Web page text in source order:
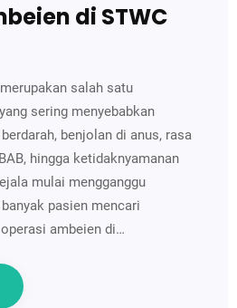
di STWC
salah satu
sering menyebabkan
benjolan di anus, rasa
hingga ketidaknyamanan
mulai mengganggu
pasien mencari
ambeien di…